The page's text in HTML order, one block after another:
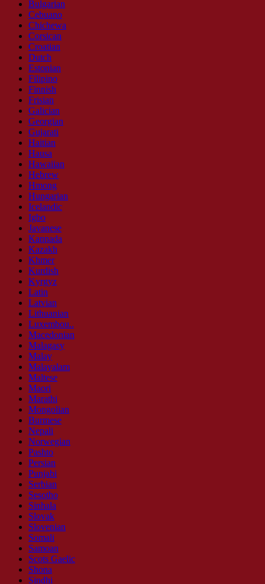
Bulgarian
Cebuano
Chichewa
Corsican
Croatian
Dutch
Estonian
Filipino
Finnish
Frisian
Galician
Georgian
Gujarati
Haitian
Hausa
Hawaiian
Hebrew
Hmong
Hungarian
Icelandic
Igbo
Javanese
Kannada
Kazakh
Khmer
Kurdish
Kyrgyz
Latin
Latvian
Lithuanian
Luxembou..
Macedonian
Malagasy
Malay
Malayalam
Maltese
Maori
Marathi
Mongolian
Burmese
Nepali
Norwegian
Pashto
Persian
Punjabi
Serbian
Sesotho
Sinhala
Slovak
Slovenian
Somali
Samoan
Scots Gaelic
Shona
Sindhi